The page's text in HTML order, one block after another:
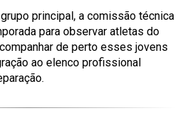
principal, a comissão técnica
para observar atletas do
de perto esses jovens
ao elenco profissional